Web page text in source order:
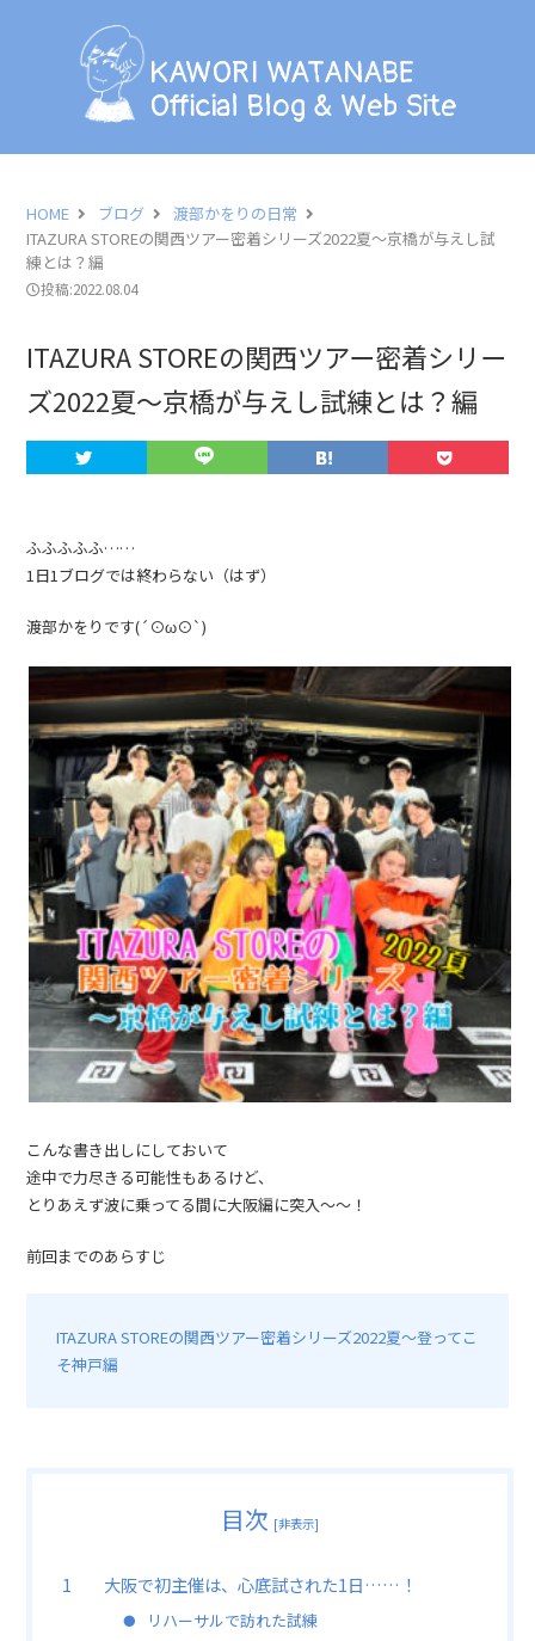
KAWORI WATANABE
Official Blog & Web Site
KAWORI WATANABE
Official Blog & Web Site
BLOG
SCHEDULE
PROFILE
HOME ブログ
渡部かをりの日常
ITAZURA STOREの関西ツアー密着シリーズ2022夏〜京橋が与えし試
練とは？編
投稿:2022.08.04
ITAZURA STOREの関西ツアー密着シリー
ズ2022夏〜京橋が与えし試練とは？編
ふふふふふ……
1日1ブログでは終わらない（はず）
渡部かをりです(´⊙ω⊙`)
こんな書き出しにしておいて
途中で力尽きる可能性もあるけど、
とりあえず波に乗ってる間に大阪編に突入〜〜！
前回までのあらすじ
ITAZURA STOREの関西ツアー密着シリーズ2022夏〜登ってこ
そ神戸編
目次 [非表示]
大阪で初主催は、心底試された1日……！
リハーサルで訪れた試練